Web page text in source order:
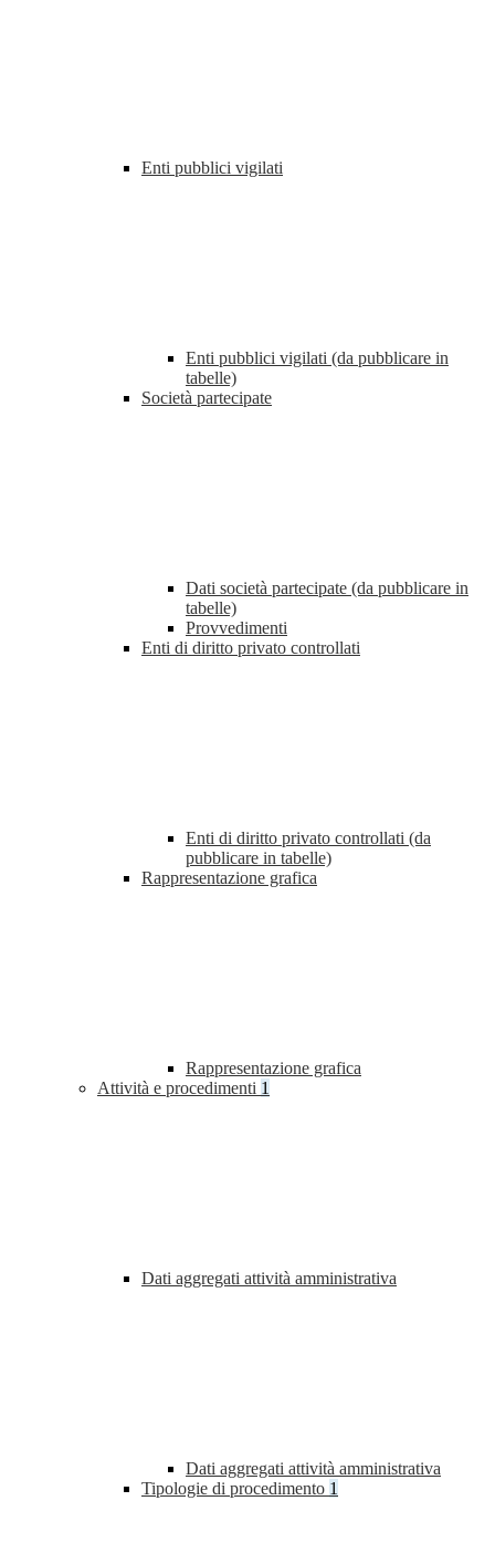
Enti pubblici vigilati
Enti pubblici vigilati (da pubblicare in
tabelle)
Società partecipate
Dati società partecipate (da pubblicare in
tabelle)
Provvedimenti
Enti di diritto privato controllati
Enti di diritto privato controllati (da
pubblicare in tabelle)
Rappresentazione grafica
Rappresentazione grafica
Attività e procedimenti 1
Dati aggregati attività amministrativa
Dati aggregati attività amministrativa
Tipologie di procedimento 1